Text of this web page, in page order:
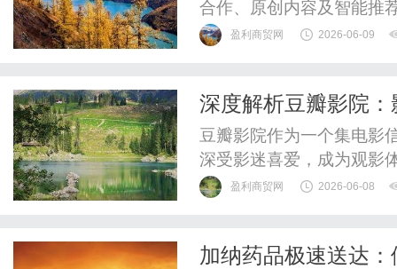
合作、原创内容及智能推
持续创新发展。
盈利商贸网 2026-06-09
深度解析豆瓣影院
豆瓣影院作为一个集电影
深受影迷喜爱，成为观影
盈利商贸网 2026-06-08
加纳药品极速送达